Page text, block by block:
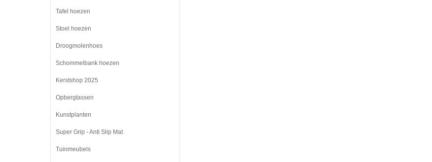
Tafel hoezen
Stoel hoezen
Droogmolenhoes
Schommelbank hoezen
Kerstshop 2025
Opbergtassen
Kunstplanten
Super Grip - Anti Slip Mat
Tuinmeubels